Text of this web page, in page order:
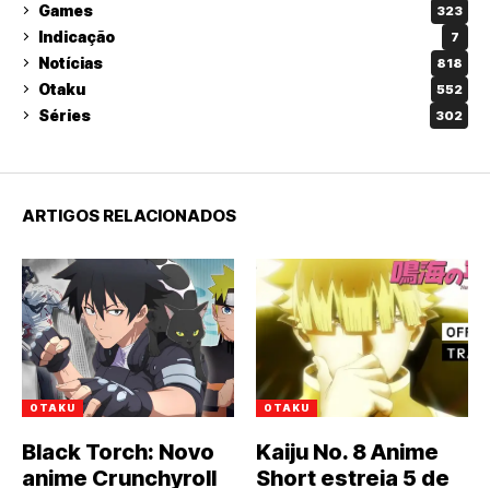
Games 323
Indicação 7
Notícias 818
Otaku 552
Séries 302
ARTIGOS RELACIONADOS
OTAKU
Black Torch: Novo
anime Crunchyroll
OTAKU
Kaiju No. 8 Anime
Short estreia 5 de